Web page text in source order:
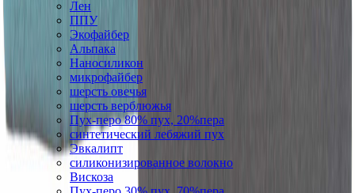
Лен
ППУ
Экофайбер
Альпака
Наносиликон
микрофайбер
шерсть овечья
шерсть верблюжья
Пух-перо 80% пух, 20%пера
синтетический лебяжий пух
Эвкалипт
силиконизированное волокно
Вискоза